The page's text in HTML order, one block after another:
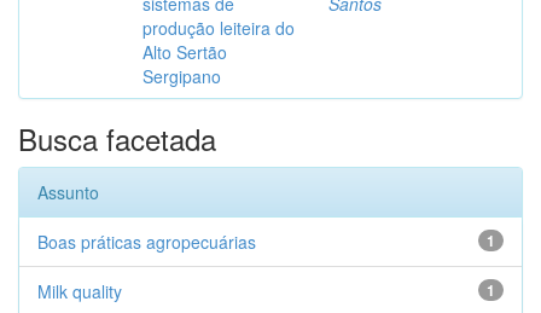
produção leiteira do
Alto Sertão
Sergipano
Busca facetada
Assunto
1
Boas práticas agropecuárias
1
Milk quality